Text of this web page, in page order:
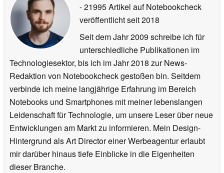
- 21995 Artikel auf Notebookcheck
veröffentlichtseit 2018
Seit dem Jahr 2009 schreibe ich für
unterschiedliche Publikationen im
Technologiesektor, bis ich im Jahr 2018 zur News-
Redaktion von Notebookcheck gestoßen bin. Seitdem
verbinde ich meine langjährige Erfahrung im Bereich
Notebooks und Smartphones mit meiner lebenslangen
Leidenschaft für Technologie, um unsere Leser über neue
Entwicklungen am Markt zu informieren. Mein Design-
Hintergrund als Art Director einer Werbeagentur erlaubt
mir darüber hinaus tiefe Einblicke in die Eigenheiten
dieser Branche.